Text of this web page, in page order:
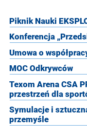
Piknik Nauki
Konferencja
Umowa o
MOC Odkrywców
Texom Arena CSA
przestrzeń dla
Symulacje i
przemyśle